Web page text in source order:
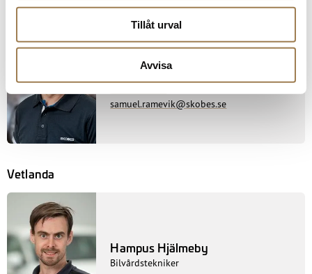
Tillåt urval
Avvisa
Samuel Ramevik
samuel.ramevik@skobes.se
Vetlanda
Hampus Hjälmeby
Bilvårdstekniker